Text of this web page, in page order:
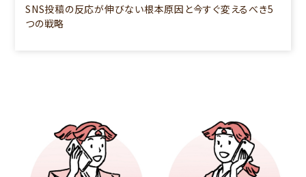
SNS投稿の反応が伸びない根本原因と今すぐ変えるべき5
つの戦略